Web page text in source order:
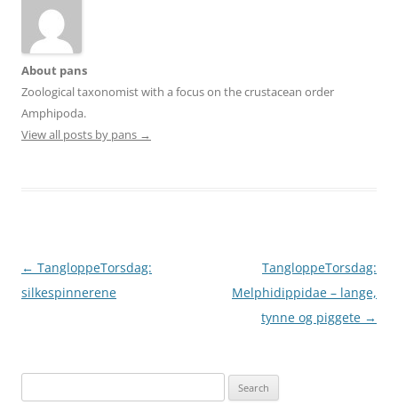
About pans
Zoological taxonomist with a focus on the crustacean order
Amphipoda.
View all posts by pans →
Post
navigation
← TangloppeTorsdag:
silkespinnerene
TangloppeTorsdag:
Melphidippidae – lange,
tynne og piggete →
for: